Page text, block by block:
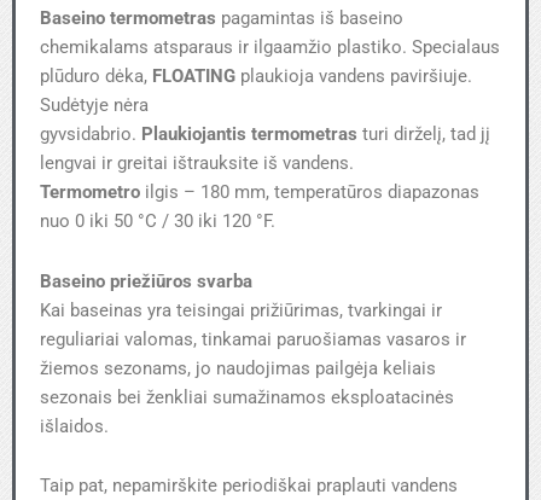
Baseino termometras pagamintas iš baseino
chemikalams atsparaus ir ilgaamžio plastiko. Specialaus
plūduro dėka, FLOATING plaukioja vandens paviršiuje.
Sudėtyje nėra
gyvsidabrio. Plaukiojantis termometras turi dirželį, tad jį
lengvai ir greitai ištrauksite iš vandens.
Termometro ilgis – 180 mm, temperatūros diapazonas
nuo 0 iki 50 °C / 30 iki 120 °F.
Baseino priežiūros svarba
Kai baseinas yra teisingai prižiūrimas, tvarkingai ir
reguliariai valomas, tinkamai paruošiamas vasaros ir
žiemos sezonams, jo naudojimas pailgėja keliais
sezonais bei ženkliai sumažinamos eksploatacinės
išlaidos.
Taip pat, nepamirškite periodiškai praplauti vandens